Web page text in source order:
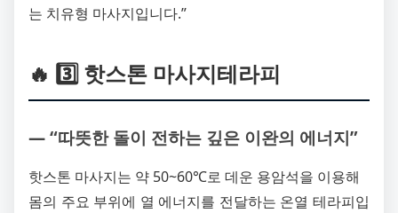
는 치유형 마사지입니다.”
🔥 3️⃣ 핫스톤 마사지테라피
― “따뜻한 돌이 전하는 깊은 이완의 에너지”
핫스톤 마사지는 약 50~60℃로 데운 용암석을 이용해
몸의 주요 부위에 열 에너지를 전달하는 온열 테라피입